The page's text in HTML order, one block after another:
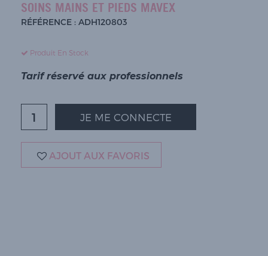
SOINS MAINS ET PIEDS MAVEX
RÉFÉRENCE : ADH120803
Produit En Stock
Tarif réservé aux professionnels
JE ME CONNECTE
AJOUT AUX FAVORIS